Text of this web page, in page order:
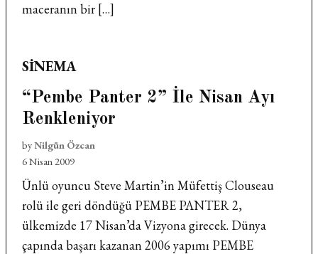
maceranın bir […]
POSTED
SINEMA
“Pembe Panter 2” İle Nisan Ayı
Renkleniyor
byNilgün Özcan
6 Nisan 2009
Ünlü oyuncu Steve Martin’in Müfettiş Clouseau
rolü ile geri döndüğü PEMBE PANTER 2,
ülkemizde 17 Nisan’da Vizyona girecek. Dünya
çapında başarı kazanan 2006 yapımı PEMBE